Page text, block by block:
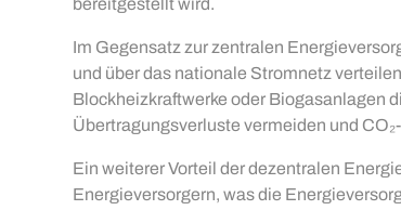
bereitgestellt wird.
Im Gegensatz zur zentralen
und über das nationale Stromnetz
Blockheizkraftwerke oder Biogasanlagen
Übertragungsverluste vermeiden und
Ein weiterer Vorteil der dezentralen
Energieversorgern, was die